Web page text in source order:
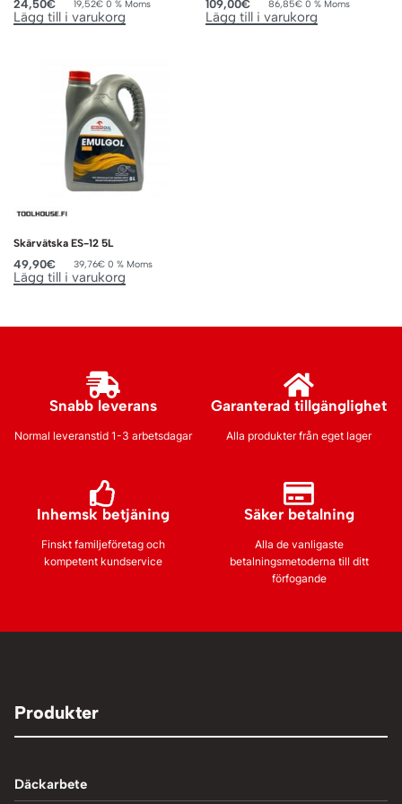
24,50€ 19,52€ 0 % Moms
Lägg till i varukorg
109,00€ 86,85€ 0 % Moms
Lägg till i varukorg
Skärvätska ES-12 5L
49,90€ 39,76€ 0 % Moms
Lägg till i varukorg
Snabb leverans
Normal leveranstid 1-3 arbetsdagar
Garanterad tillgänglighet
Alla produkter från eget lager
Inhemsk betjäning
Finskt familjeföretag och
kompetent kundservice
Säker betalning
Alla de vanligaste
betalningsmetoderna till ditt
förfogande
Produkter
Däckarbete